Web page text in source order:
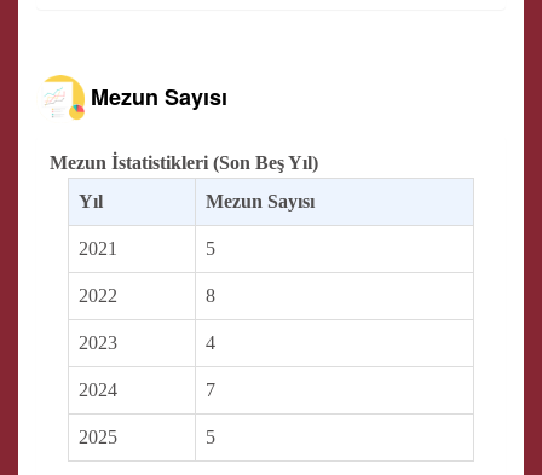
Mezun Sayısı
Mezun İstatistikleri (Son Beş Yıl)
Yıl
Mezun Sayısı
2021 5
2022 8
2023 4
2024 7
2025 5